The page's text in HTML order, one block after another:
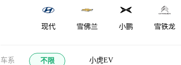
现代 雪佛兰 小鹏 雪铁龙
车系 不限 小虎EV